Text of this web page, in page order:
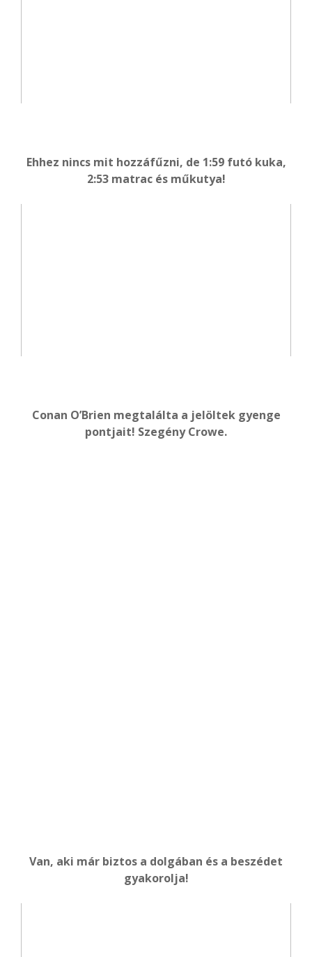
Ehhez nincs mit hozzáfűzni, de 1:59 futó kuka,
2:53 matrac és műkutya!
Conan O’Brien megtalálta a jelöltek gyenge
pontjait! Szegény Crowe.
Van, aki már biztos a dolgában és a beszédet
gyakorolja!